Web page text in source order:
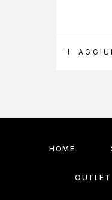
HOME
OUTLET